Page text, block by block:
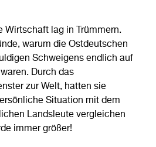
Wirtschaft lag in Trümmern.
warum die Ostdeutschen
Schweigens endlich auf
Durch das
zur Welt, hatten sie
Situation mit dem
Landsleute vergleichen
immer größer!